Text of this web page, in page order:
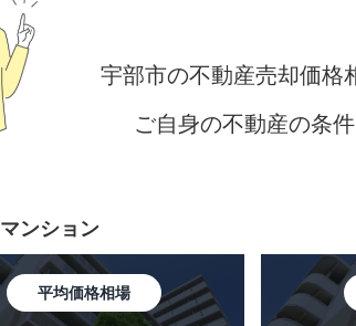
宇部市の不動産売却価格
ご自身の不動産の条
マンション
平均価格相場